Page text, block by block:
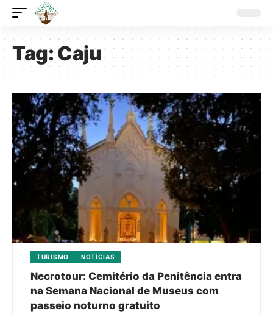
Tag:Caju
TURISMO NOTÍCIAS
Necrotour: Cemitério da Penitência entra
na Semana Nacional de Museus com
passeio noturno gratuito